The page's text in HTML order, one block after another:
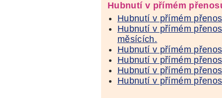
Hubnutí v přímém
Hubnutí v přímém
Hubnutí v přímém
měsících.
Hubnutí v přímém
Hubnutí v přímém
Hubnutí v přímém
Hubnutí v přímém